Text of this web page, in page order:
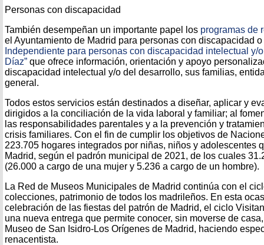
Personas con discapacidad
También desempeñan un importante papel los programas de
el Ayuntamiento de Madrid para personas con discapacidad
Independiente para personas con discapacidad intelectual y/
Díaz” que ofrece información, orientación y apoyo
discapacidad intelectual y/o del desarrollo, sus familias,
general.
Todos estos servicios están destinados a diseñar, aplicar y
dirigidos a la conciliación de la vida laboral y familiar; al
las responsabilidades parentales y a la prevención y
crisis familiares. Con el fin de cumplir los objetivos de
223.705 hogares integrados por niñas, niños y adolescentes
Madrid, según el padrón municipal de 2021, de los cuales
(26.000 a cargo de una mujer y 5.236 a cargo de un hombre).
La Red de Museos Municipales de Madrid continúa con el
colecciones, patrimonio de todos los madrileños. En esta
celebración de las fiestas del patrón de Madrid, el ciclo
una nueva entrega que permite conocer, sin moverse de
Museo de San Isidro-Los Orígenes de Madrid, haciendo
renacentista.